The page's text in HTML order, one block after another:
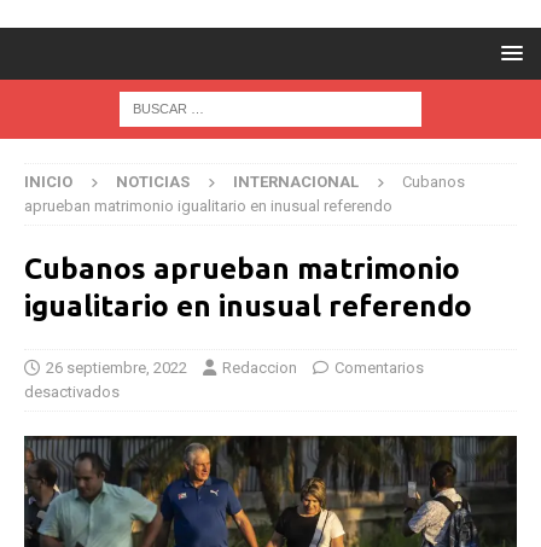
INICIO NOTICIAS INTERNACIONAL
Cubanos
aprueban matrimonio igualitario en inusual referendo
Cubanos aprueban matrimonio
igualitario en inusual referendo
26 septiembre, 2022 Redaccion
Comentarios
desactivados